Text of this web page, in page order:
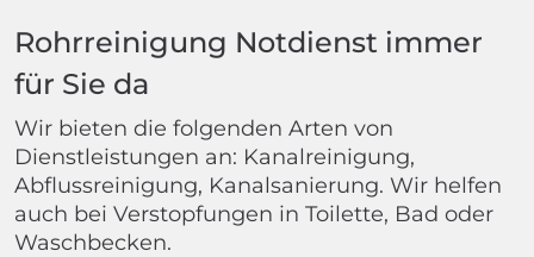
Rohrreinigung Notdienst immer
für Sie da
Wir bieten die folgenden Arten von
Dienstleistungen an: Kanalreinigung,
Abflussreinigung, Kanalsanierung. Wir helfen
auch bei Verstopfungen in Toilette, Bad oder
Waschbecken.